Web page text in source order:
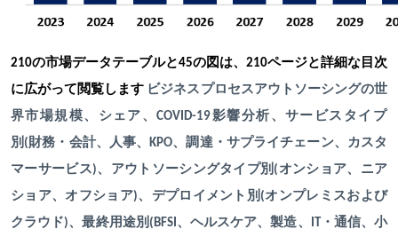
210の市場データテーブルと45の図は、210ページと詳細な目次
に広がって閲覧します ビジネスプロセスアウトソーシングの世
界市場規模、シェア、COVID-19影響分析 、サービスタイプ
別 (財務・会計、人事、 KPO、調達・サプライチェーン、カスタ
マーサービス)、アウトソーシングタイプ別 ( オンショア、ニア
ショア、オフショア)、デプロイメント別 (オンプレミスおよび
クラウド)、最終用途別 (BFSI、ヘルスケア、製造、 IT・通信、小